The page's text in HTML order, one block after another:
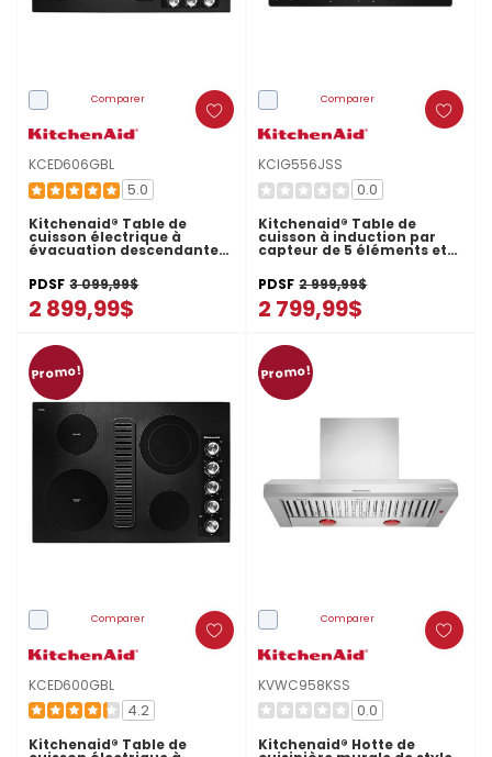
Comparer
KCED606GBL
5.0
Kitchenaid® Table de
cuisson électrique à
évacuation descendante
KCED606GBL
PDSF 3 099,99$
2 899,99$
Comparer
KCIG556JSS
0.0
Kitchenaid® Table de
cuisson à induction par
capteur de 5 éléments et
36 po KCIG556JSS
PDSF 2 999,99$
2 799,99$
Promo!
Comparer
KCED600GBL
4.2
Kitchenaid® Table de
Promo!
Comparer
KVWC958KSS
0.0
Kitchenaid® Hotte de